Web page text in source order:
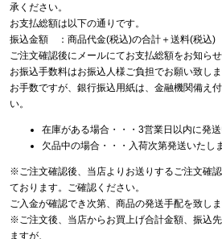
承ください。
お支払総額は以下の通りです。
振込金額 ：商品代金(税込)の合計＋送料(税込)
ご注文確認後にメールにてお支払総額をお知らせ
お振込手数料はお振込人様ご負担でお願い致しま
お手数ですが、銀行振込用紙は、金融機関備え
い。
在庫がある場合・・・3営業日以内に発送
欠品中の場合・・・入荷次第発送いたし
※ご注文確認後、当店よりお送りするご注文確
ております。ご確認ください。
ご入金が確認でき次第、商品の発送手配を致しま
※ご注文後、当店からお買上げ合計金額、振込
ますが、